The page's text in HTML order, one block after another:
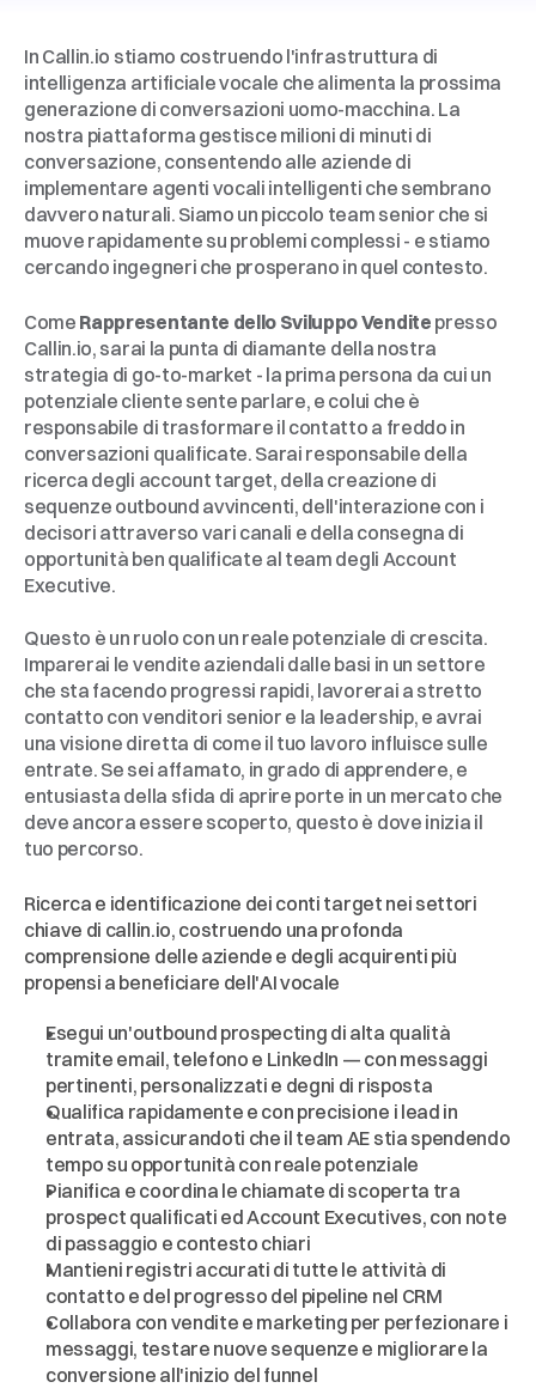
In Callin.io stiamo costruendo l'infrastruttura di
intelligenza artificiale vocale che alimenta la prossima
generazione di conversazioni uomo-macchina. La
nostra piattaforma gestisce milioni di minuti di
conversazione, consentendo alle aziende di
implementare agenti vocali intelligenti che sembrano
davvero naturali. Siamo un piccolo team senior che si
muove rapidamente su problemi complessi - e stiamo
cercando ingegneri che prosperano in quel contesto.
Come Rappresentante dello Sviluppo Vendite presso
Callin.io, sarai la punta di diamante della nostra
strategia di go-to-market - la prima persona da cui un
potenziale cliente sente parlare, e colui che è
responsabile di trasformare il contatto a freddo in
conversazioni qualificate. Sarai responsabile della
ricerca degli account target, della creazione di
sequenze outbound avvincenti, dell'interazione con i
decisori attraverso vari canali e della consegna di
opportunità ben qualificate al team degli Account
Executive.
Questo è un ruolo con un reale potenziale di crescita.
Imparerai le vendite aziendali dalle basi in un settore
che sta facendo progressi rapidi, lavorerai a stretto
contatto con venditori senior e la leadership, e avrai
una visione diretta di come il tuo lavoro influisce sulle
entrate. Se sei affamato, in grado di apprendere, e
entusiasta della sfida di aprire porte in un mercato che
deve ancora essere scoperto, questo è dove inizia il
tuo percorso.
Ricerca e identificazione dei conti target nei settori
chiave di callin.io, costruendo una profonda
comprensione delle aziende e degli acquirenti più
propensi a beneficiare dell'AI vocale
Esegui un'outbound prospecting di alta qualità
tramite email, telefono e LinkedIn — con messaggi
pertinenti, personalizzati e degni di risposta
Qualifica rapidamente e con precisione i lead in
entrata, assicurandoti che il team AE stia spendendo
tempo su opportunità con reale potenziale
Pianifica e coordina le chiamate di scoperta tra
prospect qualificati ed Account Executives, con note
di passaggio e contesto chiari
Mantieni registri accurati di tutte le attività di
contatto e del progresso del pipeline nel CRM
Collabora con vendite e marketing per perfezionare i
messaggi, testare nuove sequenze e migliorare la
conversione all'inizio del funnel